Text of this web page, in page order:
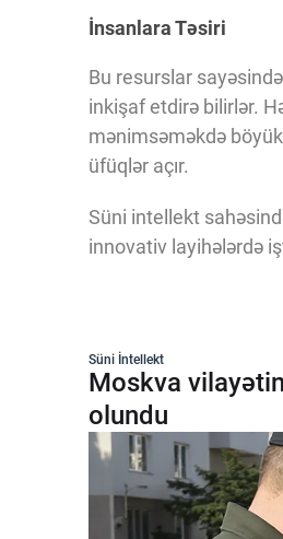
İnsanlara Təsiri
Bu resurslar
inkişaf etdirə bilirlər.
mənimsəməkdə
üfüqlər açır.
Süni intellekt
innovativ layihələrdə
Süni İntellekt
Moskva
olundu